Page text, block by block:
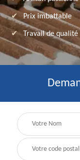
Prix imbattable
Travail de qualité